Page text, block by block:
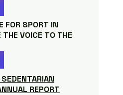
FOR SPORT IN
THE VOICE TO THE
REPORT